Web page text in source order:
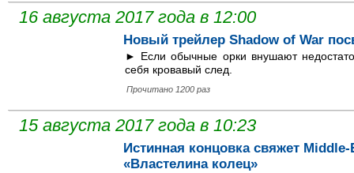
16 августа 2017 года в 12:00
Новый трейлер Shadow of War
► Если обычные орки внушают
себя кровавый след.
Прочитано 1200 раз
15 августа 2017 года в 10:23
Истинная концовка свяжет
«Властелина колец»